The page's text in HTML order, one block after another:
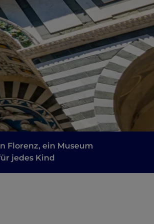
Florenz, ein Museum
jedes Kind